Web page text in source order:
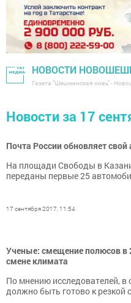
НОВОСТИ
Газета "Шешминская новь" -
Новости за 17
Почта России обновляет свой
На площади Свободы в
переданы первые 25
17 сентября 2017, 11:54
Ученые: смещение полюсов в
смене климата
По мнению исследователей,
должно быть готово к резкой